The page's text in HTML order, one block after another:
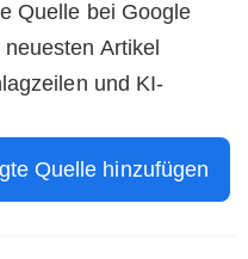
Quelle bei Google
Artikel
und KI-
Quelle hinzufügen